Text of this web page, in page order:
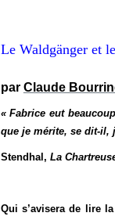
Le Waldgänger et
par Claude
« Fabrice eut
que je mérite, se dit-il,
Stendhal, La
Qui s’avisera de lire